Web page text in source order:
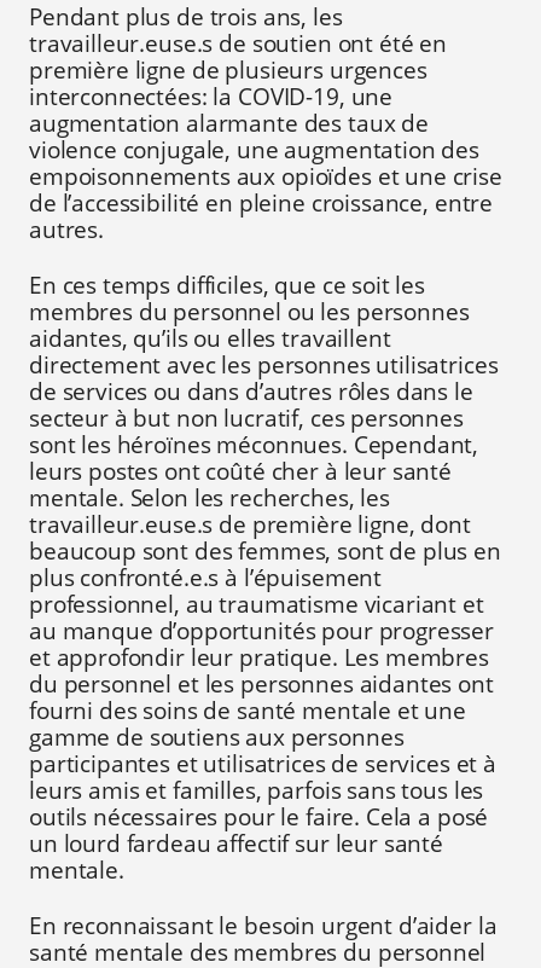
Pendant plus de trois ans, les
travailleur.euse.s de soutien ont été en
première ligne de plusieurs urgences
interconnectées: la COVID-19, une
augmentation alarmante des taux de
violence conjugale, une augmentation des
empoisonnements aux opioïdes et une crise
de l’accessibilité en pleine croissance, entre
autres.
En ces temps difficiles, que ce soit les
membres du personnel ou les personnes
aidantes, qu’ils ou elles travaillent
directement avec les personnes utilisatrices
de services ou dans d’autres rôles dans le
secteur à but non lucratif, ces personnes
sont les héroïnes méconnues. Cependant,
leurs postes ont coûté cher à leur santé
mentale. Selon les recherches, les
travailleur.euse.s de première ligne, dont
beaucoup sont des femmes, sont de plus en
plus confronté.e.s à l’épuisement
professionnel, au traumatisme vicariant et
au manque d’opportunités pour progresser
et approfondir leur pratique. Les membres
du personnel et les personnes aidantes ont
fourni des soins de santé mentale et une
gamme de soutiens aux personnes
participantes et utilisatrices de services et à
leurs amis et familles, parfois sans tous les
outils nécessaires pour le faire. Cela a posé
un lourd fardeau affectif sur leur santé
mentale.
En reconnaissant le besoin urgent d’aider la
santé mentale des membres du personnel